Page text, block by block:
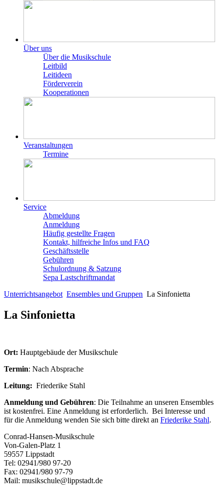
Über uns
Über die Musikschule
Leitbild
Leitideen
Förderverein
Kooperationen
Veranstaltungen
Termine
Service
Abmeldung
Anmeldung
Häufig gestellte Fragen
Kontakt, hilfreiche Infos und FAQ
Geschäftsstelle
Gebühren
Schulordnung & Satzung
Sepa Lastschriftmandat
Unterrichtsangebot Ensembles und Gruppen La Sinfonietta
La Sinfonietta
Ort: Hauptgebäude der Musikschule
Termin: Nach Absprache
Leitung: Friederike Stahl
Anmeldung und Gebühren: Die Teilnahme an unseren Ensembles
ist kostenfrei. Eine Anmeldung ist erforderlich. Bei Interesse und
für die Anmeldung wenden Sie sich bitte direkt an Friederike Stahl.
Conrad-Hansen-Musikschule
Von-Galen-Platz 1
59557 Lippstadt
Tel: 02941/980 97-20
Fax: 02941/980 97-79
Mail: musikschule@lippstadt.de